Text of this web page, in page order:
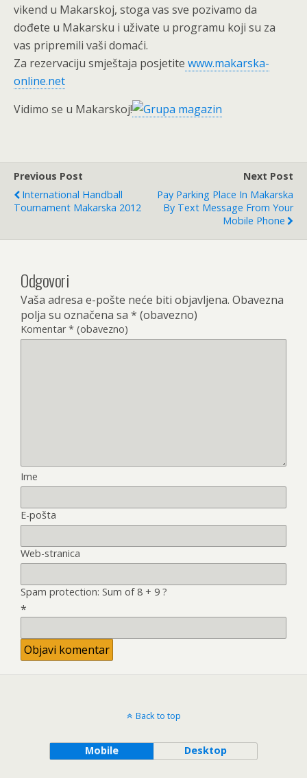
vikend u Makarskoj, stoga vas sve pozivamo da
dođete u Makarsku i uživate u programu koji su za
vas pripremili vaši domaći.
Za rezervaciju smještaja posjetite www.makarska-
online.net
Vidimo se u Makarskoj!
Previous Post
International Handball
Tournament Makarska 2012
Next Post
Pay Parking Place In Makarska
By Text Message From Your
Mobile Phone
Odgovori
Vaša adresa e-pošte neće biti objavljena. Obavezna
polja su označena sa * (obavezno)
Komentar* (obavezno)
Ime
E-pošta
Web-stranica
Spam protection: Sum of 8 + 9 ?
*
Back to top
Mobile Desktop